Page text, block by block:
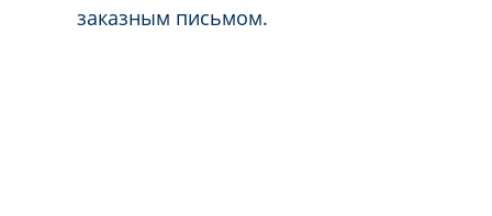
заказным письмом.